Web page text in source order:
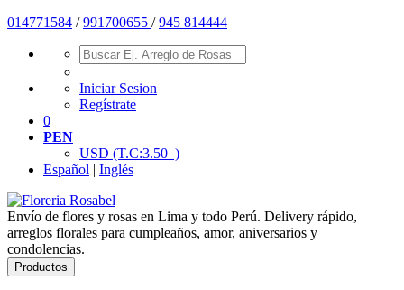
014771584 /991700655 /945 814444
Iniciar Sesion
Regístrate
0
PEN
USD (T.C:3.50 )
Español | Inglés
Envío de flores y rosas en Lima y todo Perú. Delivery rápido,
arreglos florales para cumpleaños, amor, aniversarios y
condolencias.
Productos